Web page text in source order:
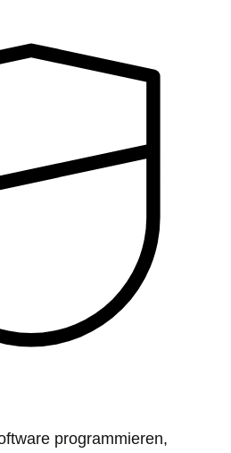
programmieren,